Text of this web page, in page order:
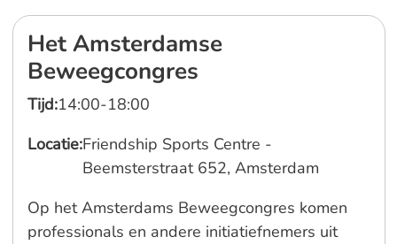
Het Amsterdamse
Beweegcongres
Tijd:14:00-18:00
Locatie:Friendship Sports Centre -
Beemsterstraat 652, Amsterdam
Op het Amsterdams Beweegcongres komen
professionals en andere initiatiefnemers uit